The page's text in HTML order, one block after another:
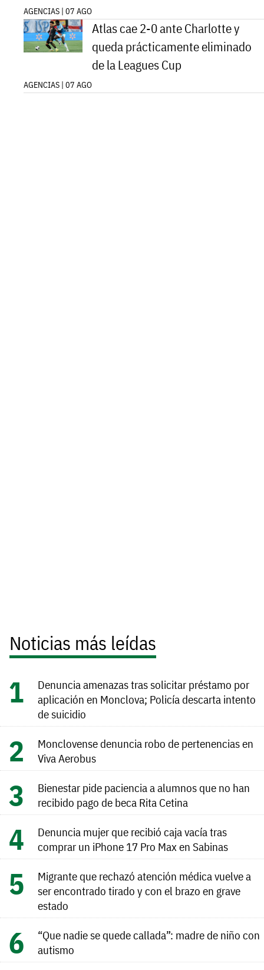
AGENCIAS | 07 AGO
Atlas cae 2-0 ante Charlotte y
queda prácticamente eliminado
de la Leagues Cup
AGENCIAS | 07 AGO
Noticias más leídas
Denuncia amenazas tras solicitar préstamo por
aplicación en Monclova; Policía descarta intento
de suicidio
Monclovense denuncia robo de pertenencias en
Viva Aerobus
Bienestar pide paciencia a alumnos que no han
recibido pago de beca Rita Cetina
Denuncia mujer que recibió caja vacía tras
comprar un iPhone 17 Pro Max en Sabinas
Migrante que rechazó atención médica vuelve a
ser encontrado tirado y con el brazo en grave
estado
“Que nadie se quede callada”: madre de niño con
autismo